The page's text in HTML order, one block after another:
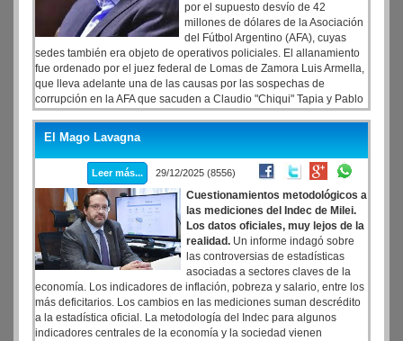
por el supuesto desvío de 42
millones de dólares de la Asociación
del Fútbol Argentino (AFA), cuyas
sedes también era objeto de operativos policiales. El allanamiento
fue ordenado por el juez federal de Lomas de Zamora Luis Armella,
que lleva adelante una de las causas por las sospechas de
corrupción en la AFA que sacuden a Claudio "Chiqui" Tapia y Pablo
Toviggino. Armella está detrás de las presuntas maniobras de
presunto lavado de dinero de la financiera Sur Finanzas, de Ariel
Vallejo.
El Mago Lavagna
Leer más... 29/12/2025 (8556)
Cuestionamientos metodológicos a
las mediciones del Indec de Milei.
Los datos oficiales, muy lejos de la
realidad. Un informe indagó sobre
las controversias de estadísticas
asociadas a sectores claves de la
economía. Los indicadores de inflación, pobreza y salario, entre los
más deficitarios. Los cambios en las mediciones suman descrédito
a la estadística oficial. La metodología del Indec para algunos
indicadores centrales de la economía y la sociedad vienen